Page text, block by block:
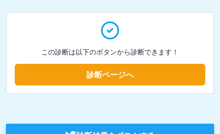
この診断は以下のボタンから診断できます！
診断ページへ